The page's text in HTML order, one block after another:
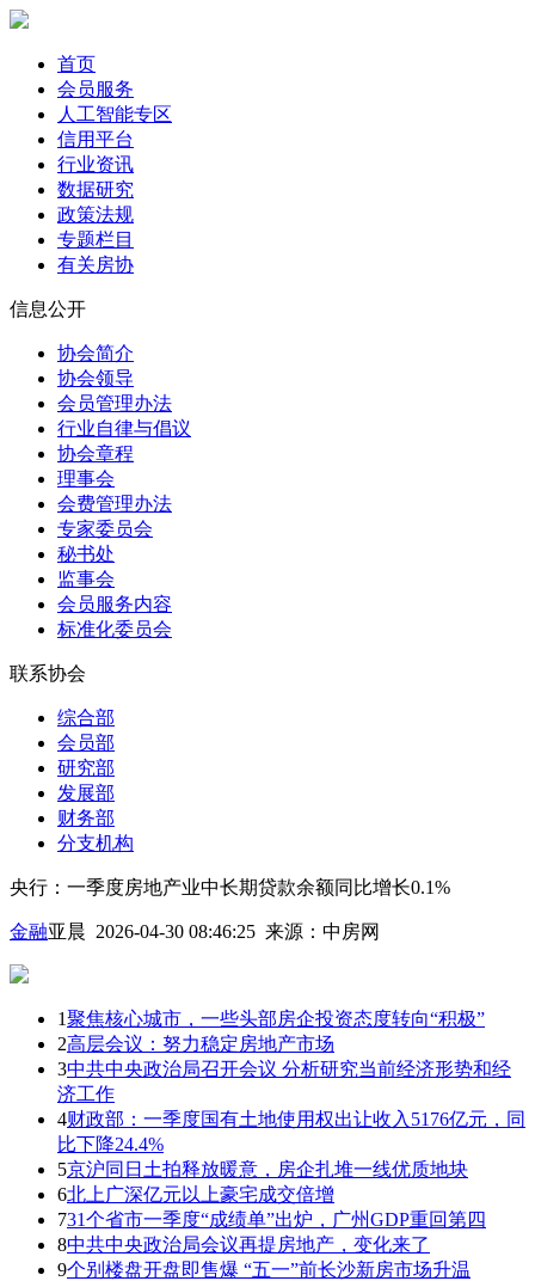
首页
会员服务
人工智能专区
信用平台
行业资讯
数据研究
政策法规
专题栏目
有关房协
信息公开
协会简介
协会领导
会员管理办法
行业自律与倡议
协会章程
理事会
会费管理办法
专家委员会
秘书处
监事会
会员服务内容
标准化委员会
联系协会
综合部
会员部
研究部
发展部
财务部
分支机构
央行：一季度房地产业中长期贷款余额同比增长0.1%
金融亚晨 2026-04-30 08:46:25 来源： 中房网
1聚焦核心城市，一些头部房企投资态度转向“积极”
2高层会议：努力稳定房地产市场
3中共中央政治局召开会议 分析研究当前经济形势和经
济工作
4财政部：一季度国有土地使用权出让收入5176亿元，同
比下降24.4%
5京沪同日土拍释放暖意，房企扎堆一线优质地块
6北上广深亿元以上豪宅成交倍增
731个省市一季度“成绩单”出炉，广州GDP重回第四
8中共中央政治局会议再提房地产，变化来了
9个别楼盘开盘即售爆 “五一”前长沙新房市场升温